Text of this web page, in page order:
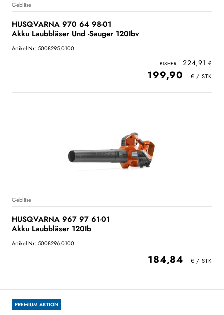
Gebläse
HUSQVARNA 970 64 98-01
Akku Laubbläser Und -Sauger 120Ibv
Artikel-Nr: 5008295.0100
224,91
199,90
Gebläse
HUSQVARNA 967 97 61-01
Akku Laubbläser 120Ib
Artikel-Nr: 5008296.0100
184,84
PREMIUM AKTION